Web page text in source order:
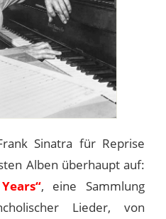
Sinatra für Reprise
Alben überhaupt auf:
, eine Sammlung
Lieder, von